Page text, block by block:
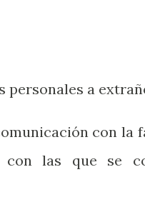
personales a
con la
las que se